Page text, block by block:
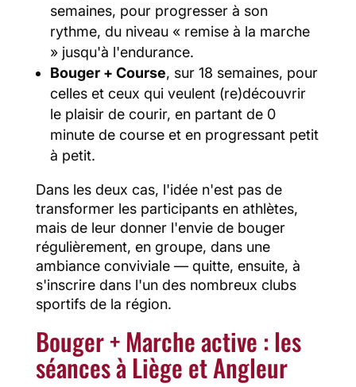
semaines, pour progresser à son
rythme, du niveau « remise à la marche
» jusqu'à l'endurance.
Bouger + Course, sur 18 semaines, pour
celles et ceux qui veulent (re)découvrir
le plaisir de courir, en partant de 0
minute de course et en progressant petit
à petit.
Dans les deux cas, l'idée n'est pas de
transformer les participants en athlètes,
mais de leur donner l'envie de bouger
régulièrement, en groupe, dans une
ambiance conviviale — quitte, ensuite, à
s'inscrire dans l'un des nombreux clubs
sportifs de la région.
Bouger + Marche active : les
séances à Liège et Angleur